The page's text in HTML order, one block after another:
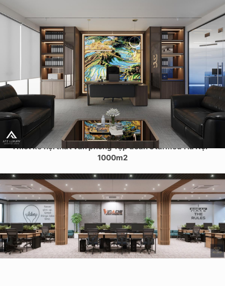
Thiết kế nội thất văn phòng Tập đoàn Starmed Hà Nội –
1000m2